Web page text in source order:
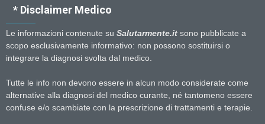
* Disclaimer Medico
Le informazioni contenute su Salutarmente.it sono pubblicate a
scopo esclusivamente informativo: non possono sostituirsi o
integrare la diagnosi svolta dal medico.
Tutte le info non devono essere in alcun modo considerate come
alternative alla diagnosi del medico curante, né tantomeno essere
confuse e/o scambiate con la prescrizione di trattamenti e terapie.